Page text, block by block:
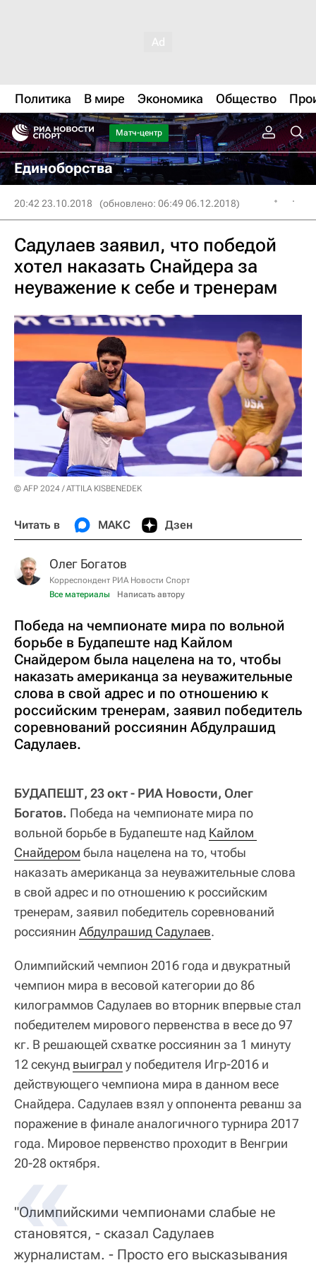
Политика В мире Экономика Общество
Матч-центр
Единоборства
20:42 23.10.2018 (обновлено: 06:49 06.12.2018)
Садулаев заявил, что победой
хотел наказать Снайдера за
неуважение к себе и тренерам
© AFP 2024 / ATTILA KISBENEDEK
Читать в МАКС Дзен
Олег Богатов
Корреспондент РИА Новости Спорт
Все материалы
Написать автору
Победа на чемпионате мира по вольной
борьбе в Будапеште над Кайлом
Снайдером была нацелена на то, чтобы
наказать американца за неуважительные
слова в свой адрес и по отношению к
российским тренерам, заявил победитель
соревнований россиянин Абдулрашид
Садулаев.
БУДАПЕШТ, 23 окт - РИА Новости, Олег
Богатов. Победа на чемпионате мира по
вольной борьбе в Будапеште над Кайлом
Снайдером была нацелена на то, чтобы
наказать американца за неуважительные слова
в свой адрес и по отношению к российским
тренерам, заявил победитель соревнований
россиянин Абдулрашид Садулаев.
Олимпийский чемпион 2016 года и двукратный
чемпион мира в весовой категории до 86
килограммов Садулаев во вторник впервые стал
победителем мирового первенства в весе до 97
кг. В решающей схватке россиянин за 1 минуту
12 секунд выиграл у победителя Игр-2016 и
действующего чемпиона мира в данном весе
Снайдера. Садулаев взял у оппонента реванш за
поражение в финале аналогичного турнира 2017
года. Мировое первенство проходит в Венгрии
20-28 октября.
"Олимпийскими чемпионами слабые не
становятся, - сказал Садулаев
журналистам. - Просто его высказывания